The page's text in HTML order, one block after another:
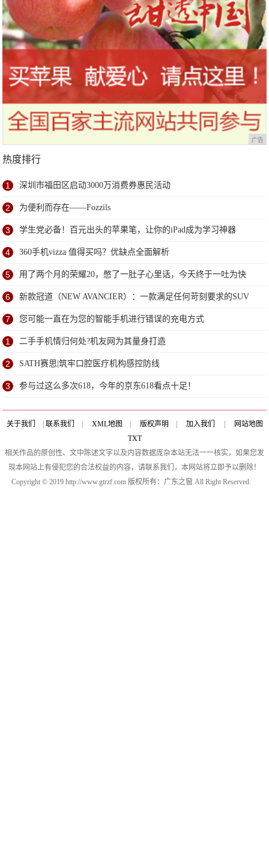
广告
热度排行
1 深圳市福田区启动3000万消费券惠民活动
2 为便利而存在——Fozzils
3 学生党必备！百元出头的苹果笔，让你的iPad成为学习神器
4 360手机vizza 值得买吗？优缺点全面解析
5 用了两个月的荣耀20，憋了一肚子心里话，今天终于一吐为快
6 新款冠道（NEW AVANCIER）：一款满足任何苛刻要求的SUV
7 您可能一直在为您的智能手机进行错误的充电方式
1 二手手机情归何处?机友网为其量身打造
2 SATH赛思|筑牢口腔医疗机构感控防线
3 参与过这么多次618，今年的京东618看点十足！
关于我们 联系我们 XML地图 版权声明 加入我们
网站地图
TXT
相关作品的原创性、文中陈述文字以及内容数据庞杂本站无法一一核实，如果您发
现本网站上有侵犯您的合法权益的内容，请联系我们，本网站将立即予以删除！
Copyright © 2019 http://www.gtrzf.com 版权所有：广东之窗 All Right Reserved.